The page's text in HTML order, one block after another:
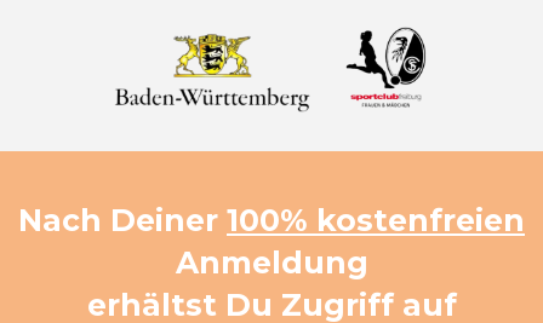
Nach Deiner 100% kostenfreien
Anmeldung
erhältst Du Zugriff auf